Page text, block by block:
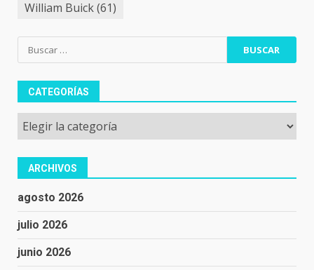
William Buick(61)
Buscar:
CATEGORÍAS
Categorías
ARCHIVOS
agosto 2026
julio 2026
junio 2026